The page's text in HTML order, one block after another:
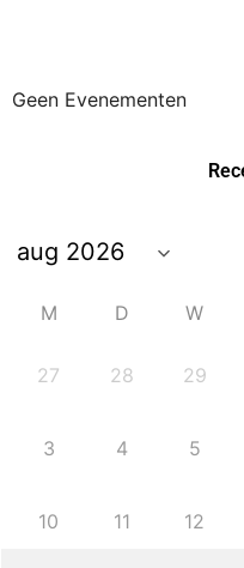
Geen Evenementen
M D W
27 28 29
3 4 5
10 11 12